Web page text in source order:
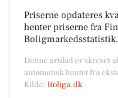
Priserne opdateres
henter priserne fra
Boligmarkedsstatistik.
Denne artikel er skrevet
automatisk hentet fra
Kilde: Boliga.dk